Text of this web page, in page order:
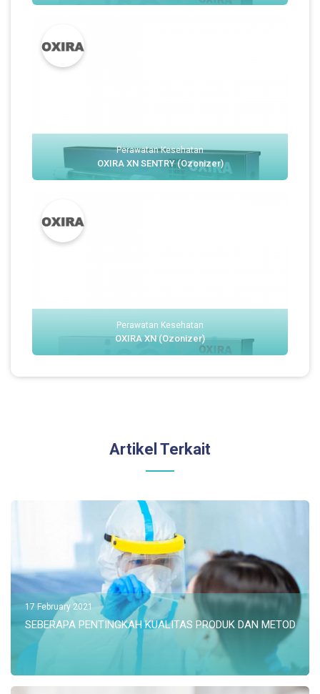
Perawatan Kesehatan
OXIRA XN SENTRY (Ozonizer)
Perawatan Kesehatan
OXIRA XN (Ozonizer)
Artikel Terkait
17 February 2021
SEBERAPA PENTINGKAH KUALITAS PRODUK DAN METODE